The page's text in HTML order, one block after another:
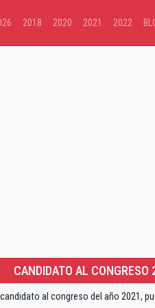
2018 2020 2021 2022
CANDIDATO AL CONGRESO
al congreso del año 2021,